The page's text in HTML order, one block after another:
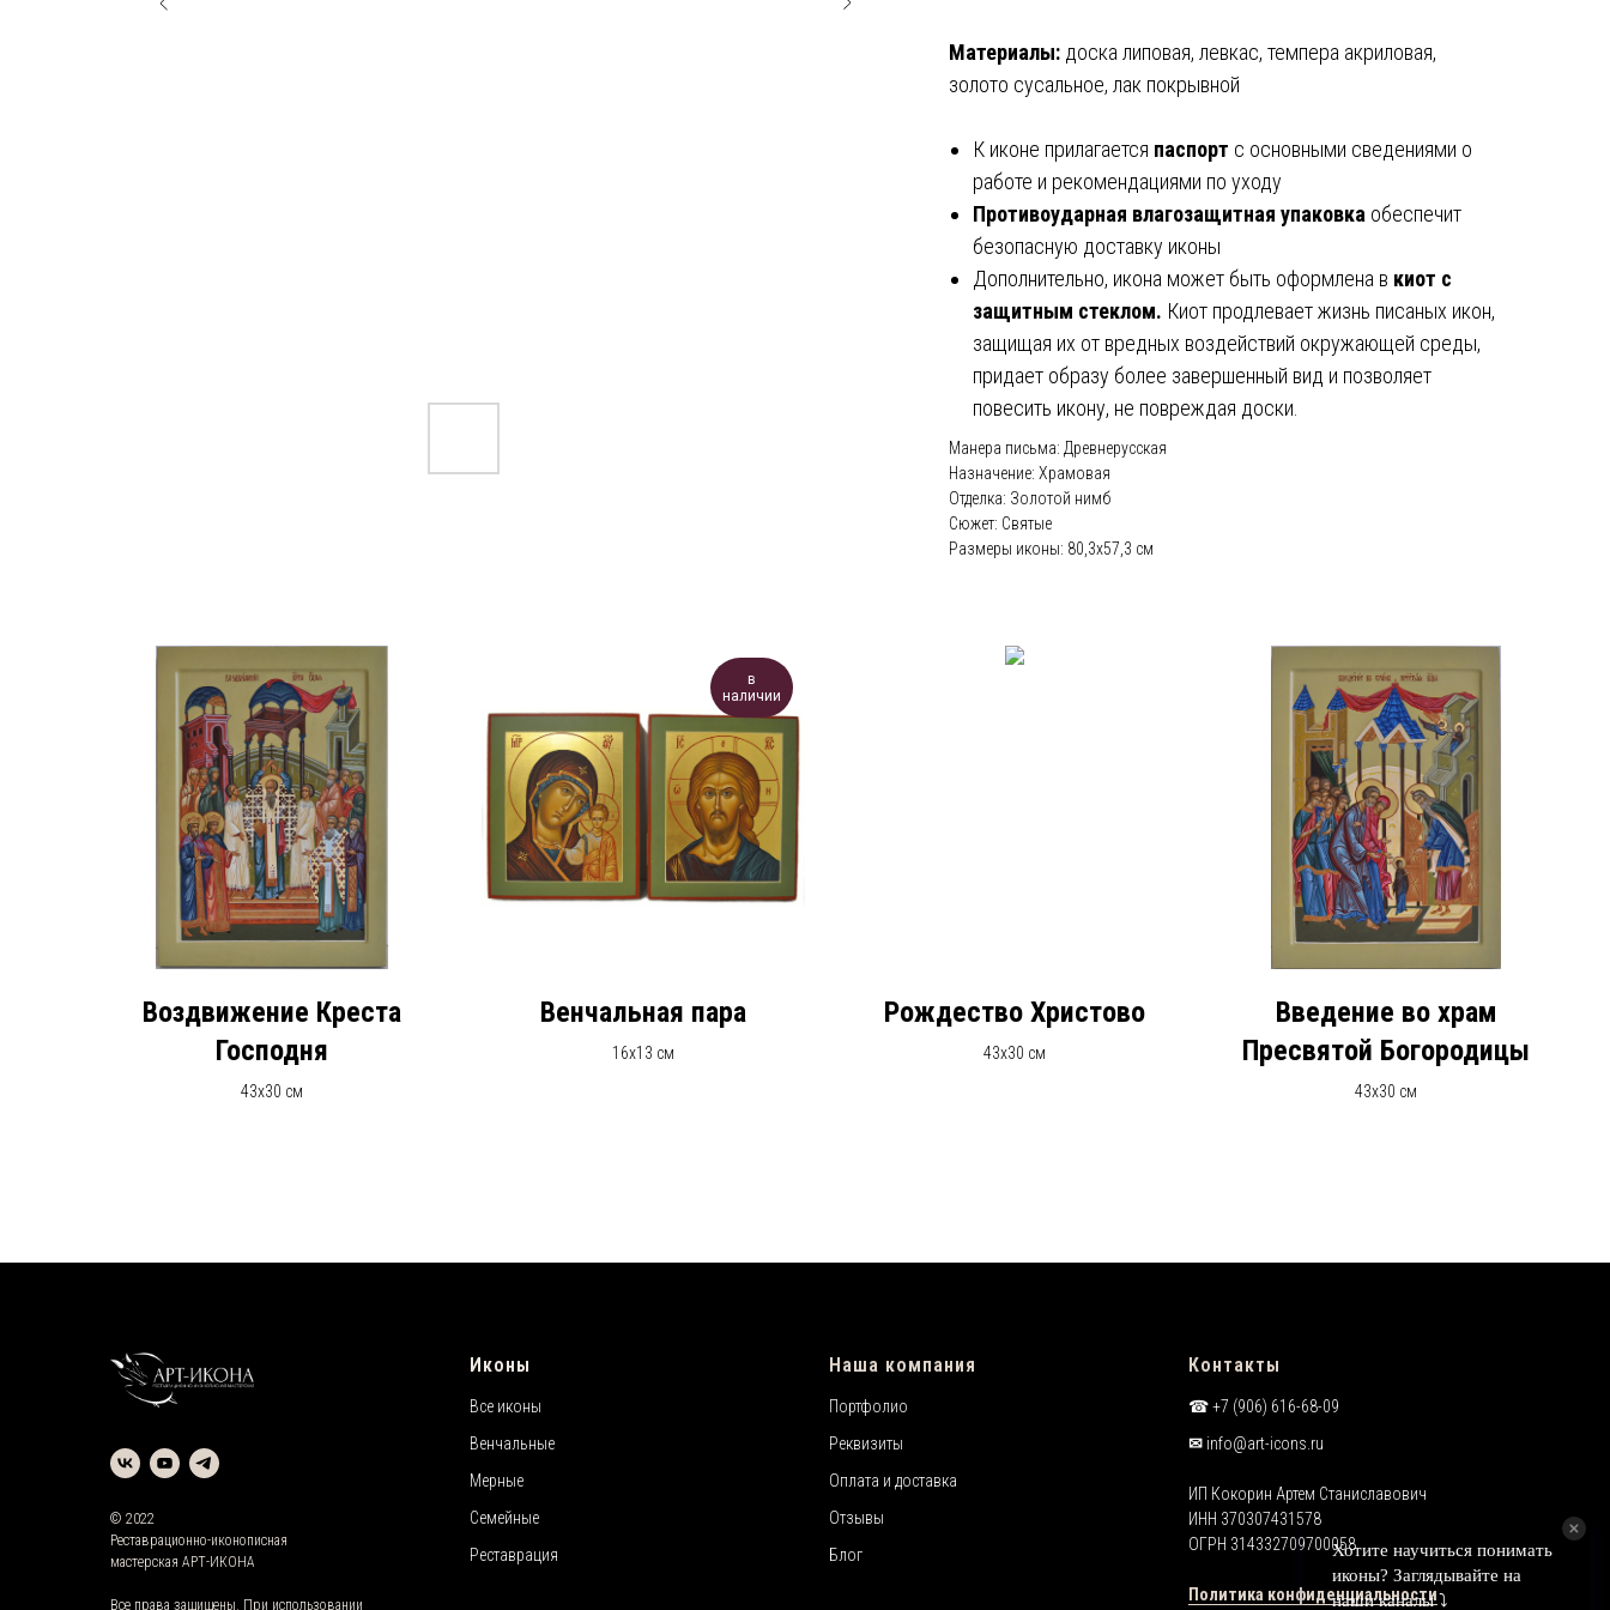
Материалы: доска липовая, левкас, темпера акриловая,
золото сусальное, лак покрывной
К иконе прилагается паспорт с основными сведениями о
работе и рекомендациями по уходу
Противоударная влагозащитная упаковка обеспечит
безопасную доставку иконы
Дополнительно, икона может быть оформлена в киот с
защитным стеклом. Киот продлевает жизнь писаных икон,
защищая их от вредных воздействий окружающей среды,
придает образу более завершенный вид и позволяет
повесить икону, не повреждая доски.
Манера письма: Древнерусская
Назначение: Храмовая
Отделка: Золотой нимб
Сюжет: Святые
Размеры иконы: 80,3х57,3 см
Воздвижение Креста
Господня
43х30 см
в
наличии
Венчальная пара
16х13 см
Рождество Христово
43х30 см
Введение во храм
Пресвятой Богородицы
43х30 см
© 2022
Реставрационно-иконописная
мастерская АРТ-ИКОНА
Все права защищены. При использовании
Иконы
Все иконы
Венчальные
Мерные
Семейные
Реставрация
Наша компания
Портфолио
Реквизиты
Оплата и доставка
Отзывы
Блог
Контакты
☎︎ +7 (906) 616-68-09
✉︎ info@art-icons.ru
ИП Кокорин Артем Станиславович
ИНН 370307431578
ОГРН 314332709700058
Политика конфиденциальности